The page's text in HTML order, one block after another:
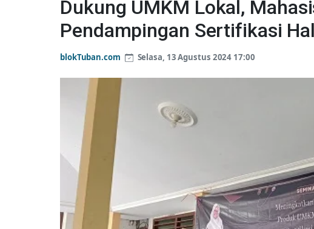
Dukung UMKM Lokal,
Pendampingan Sertifikasi
blokTuban.com Selasa, 13 Agustus 2024 17:00